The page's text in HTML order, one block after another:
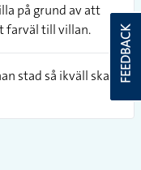
på grund av att
farväl till villan.
stad så ikväll ska viFEEDBACK